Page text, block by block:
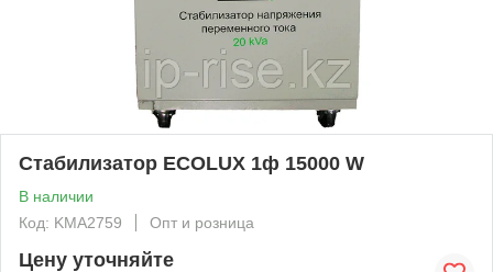
Стабилизатор ECOLUX 1ф 15000 W
В наличии
Код: KMА2759
Опт и розница
Цену уточняйте